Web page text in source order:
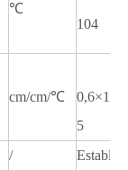
℃
104
cm/cm/℃
5
/
Estable